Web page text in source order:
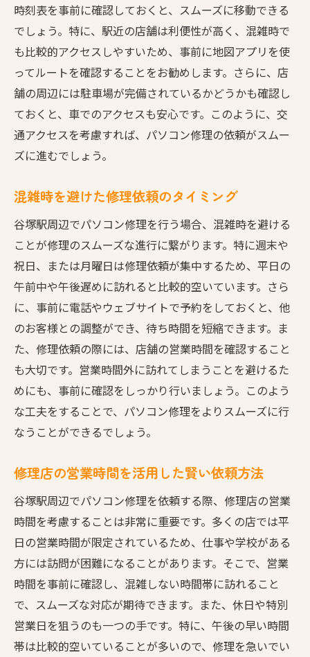
時刻表を事前に確認しておくと、スムーズに移動できる
でしょう。特に、駅近の店舗は利便性が高く、混雑時で
も比較的アクセスしやすいため、事前に地図アプリを使
ってルートを確認することをお勧めします。さらに、店
舗の周辺には駐車場が完備されているかどうかも確認し
ておくと、車でのアクセスも安心です。このように、交
通アクセスを考慮すれば、パソコン修理の依頼がスムー
ズに進むでしょう。
混雑時を避けた修理依頼のタイミング
谷塚駅周辺でパソコン修理を行う場合、混雑時を避ける
ことが修理のスムーズな進行に繋がります。特に週末や
祝日、または月曜日は修理依頼が集中するため、平日の
午前中や午後遅めに訪れると比較的空いています。さら
に、事前に電話やウェブサイトで予約をしておくと、他
のお客様との調整ができ、待ち時間を短縮できます。ま
た、修理依頼の際には、店舗の営業時間を確認すること
も大切です。営業時間外に訪れてしまうことを避けるた
めにも、事前に確認をしっかり行いましょう。このよう
な工夫をすることで、パソコン修理をよりスムーズに行
なうことができるでしょう。
修理店の営業時間を活用した賢い依頼方法
谷塚駅周辺でパソコン修理を依頼する際、修理店の営業
時間を考慮することは非常に重要です。多くの店では平
日の営業時間が限定されているため、仕事や学校がある
方には訪問が困難になることがあります。そこで、営業
時間を事前に確認し、混雑しない時間帯に訪れること
で、スムーズな対応が期待できます。また、休日や特別
営業日を狙うのも一つの手です。特に、午後の早い時間
帯は比較的空いていることが多いので、修理を急いでい